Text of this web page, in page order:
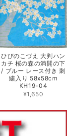
ひびのこづえ 大判ハン
カチ 桜の森の満開の下
/ ブルー レース付き 刺
繍入り 58x58cm
KH19-04
¥1,650